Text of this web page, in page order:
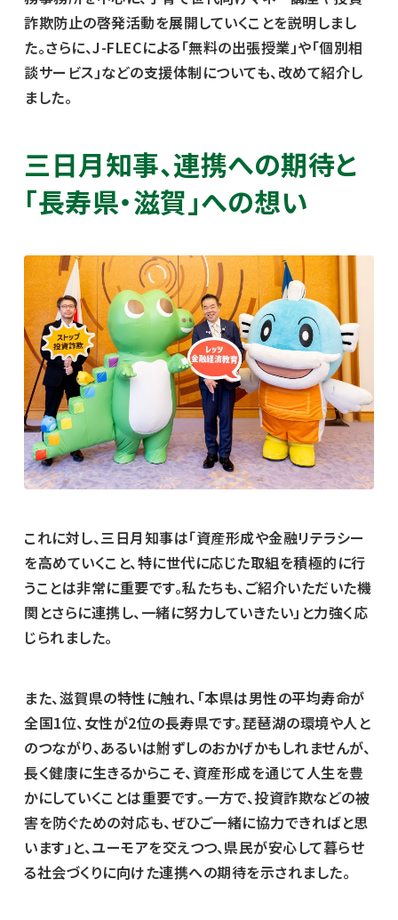
詐欺防止の啓発活動を展開していくことを説明しまし
た。さらに、J-FLECによる「無料の出張授業」や「個別相
談サービス」などの支援体制についても、改めて紹介し
ました。
三日月知事、連携への期待と
「長寿県・滋賀」への想い
これに対し、三日月知事は「資産形成や金融リテラシー
を高めていくこと、特に世代に応じた取組を積極的に行
うことは非常に重要です。私たちも、ご紹介いただいた機
関とさらに連携し、一緒に努力していきたい」と力強く応
じられました。
また、滋賀県の特性に触れ、「本県は男性の平均寿命が
全国1位、女性が2位の長寿県です。琵琶湖の環境や人と
のつながり、あるいは鮒ずしのおかげかもしれませんが、
長く健康に生きるからこそ、資産形成を通じて人生を豊
かにしていくことは重要です。一方で、投資詐欺などの被
害を防ぐための対応も、ぜひご一緒に協力できればと思
います」と、ユーモアを交えつつ、県民が安心して暮らせ
る社会づくりに向けた連携への期待を示されました。